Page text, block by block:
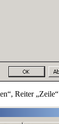
Reiter „Zeile“